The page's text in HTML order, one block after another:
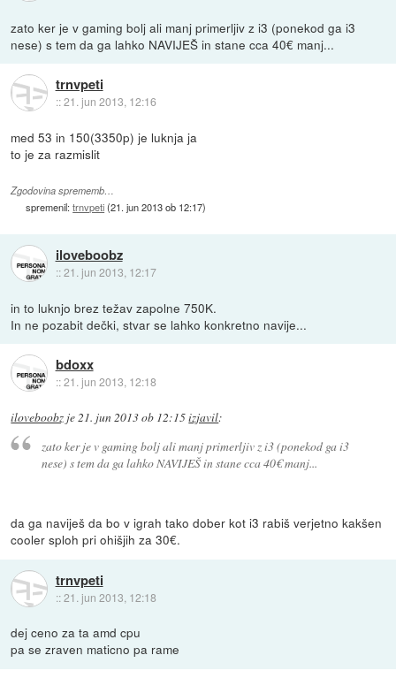
zato ker je v gaming bolj ali manj primerljiv z i3 (ponekod ga i3
nese) s tem da ga lahko NAVIJEŠ in stane cca 40€ manj...
trnvpeti
::21. jun 2013, 12:16
med 53 in 150(3350p) je luknja ja
to je za razmislit
Zgodovina sprememb…
spremenil:trnvpeti(21. jun 2013 ob 12:17)
iloveboobz
::21. jun 2013, 12:17
in to luknjo brez težav zapolne 750K.
In ne pozabit dečki, stvar se lahko konkretno navije...
bdoxx
::21. jun 2013, 12:18
iloveboobz je21. jun 2013 ob 12:15izjavil:
zato ker je v gaming bolj ali manj primerljiv z i3 (ponekod ga i3
nese) s tem da ga lahko NAVIJEŠ in stane cca 40€ manj...
da ga naviješ da bo v igrah tako dober kot i3 rabiš verjetno kakšen
cooler sploh pri ohišjih za 30€.
trnvpeti
::21. jun 2013, 12:18
dej ceno za ta amd cpu
pa se zraven maticno pa rame